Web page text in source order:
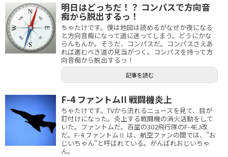
明日はどっちだ！？ コンパスで方向音
痴から脱出するっ！
ちゃたけです。僕は地図は読めるがなぜか夜になる
と方向音痴になって道に迷ってしまう。どうにかな
らんもんか。そうだ、コンパスだ。コンパスさえあ
れば進むべき道の見当がつく。コンパスを持って方
向音痴から脱出するっ！
記事を読む
F-4 ファントムII 戦闘機炎上
ちゃたけです。TVから流れるニュースを見て、目が
釘付けになった。炎上する戦闘機の消火活動をして
いた。ファントムだ。百里の302飛行隊のF-4EJ改
だ。F-4 ファントムⅡ は、航空ファンの間では、"お
じいちゃん"と呼ばれている。がんばれおじいちゃ
ん。